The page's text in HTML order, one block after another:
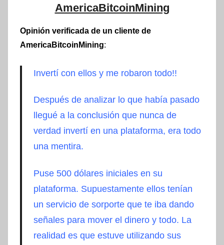
AmericaBitcoinMining
Opinión verificada de un cliente de
AmericaBitcoinMining:
Invertí con ellos y me robaron todo!!
Después de analizar lo que había pasado
llegué a la conclusión que nunca de
verdad invertí en una plataforma, era todo
una mentira.
Puse 500 dólares iniciales en su
plataforma. Supuestamente ellos tenían
un servicio de sorporte que te iba dando
señales para mover el dinero y todo. La
realidad es que estuve utilizando sus